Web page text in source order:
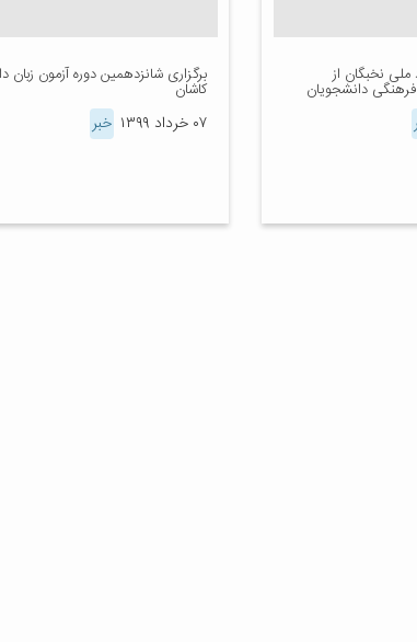
ملی نخبگان از
دانشجویان
برگزاری شانزدهمین دوره آزمون زبان
کاشان
۰۷ خرداد ۱۳۹۹ خبر